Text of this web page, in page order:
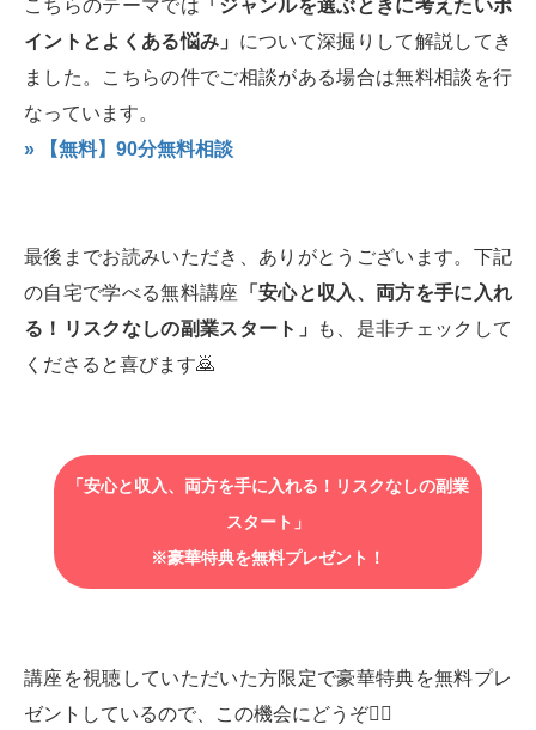
こちらのテーマでは 「ジャンルを選ぶときに考えたいポ
イントとよくある悩み」 について深掘りして解説してき
ました。こちらの件でご相談がある場合は無料相談を行
なっています。
» 【無料】90分無料相談
最後までお読みいただき、ありがとうございます。下記
の自宅で学べる無料講座 「安心と収入、両方を手に入れ
る！リスクなしの副業スタート」
も、是非チェックして
くださると喜びます🙇‍
「安心と収入、両方を手に入れる！リスクなしの副業
スタート」
※豪華特典を無料プレゼント！
講座を視聴していただいた方限定で豪華特典を無料プレ
ゼントしているので、この機会にどうぞ💁‍♂️